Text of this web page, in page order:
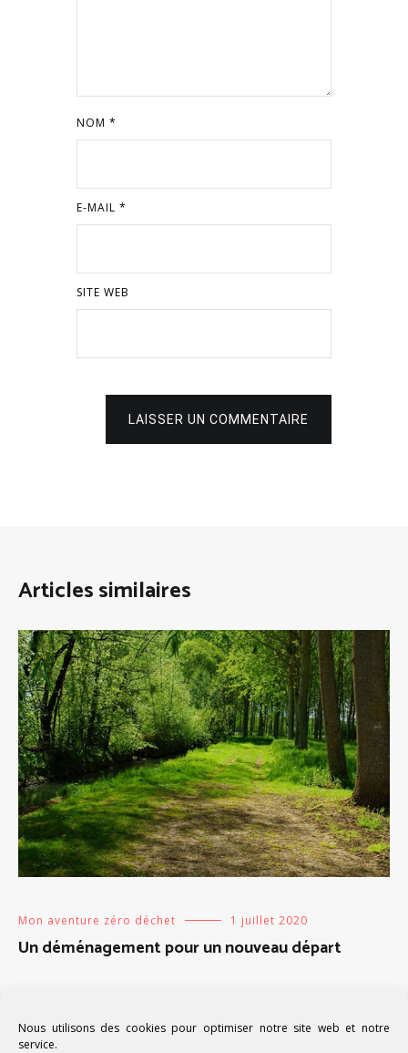
Nous utilisons des cookies pour optimiser notre site web et notre
service.
NOM *
E-MAIL *
SITE WEB
LAISSER UN COMMENTAIRE
Articles similaires
Mon aventure zéro déchet 1 juillet 2020
Un déménagement pour un nouveau départ